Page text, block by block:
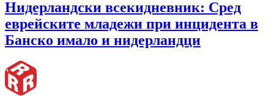
Нидерландски всекидневник: Сред
еврейските младежи при инцидента в
Банско имало и нидерландци